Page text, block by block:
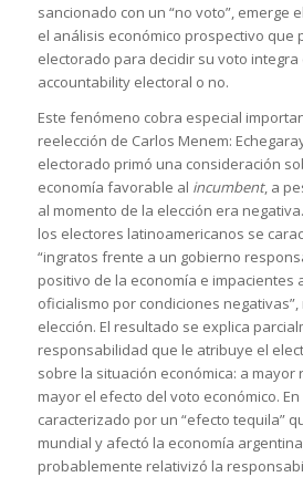
sancionado con un “no voto”, emerge
el análisis económico prospectivo que
electorado para decidir su voto
accountability electoral o no.
Este fenómeno cobra especial
reelección de Carlos Menem:
electorado primó una consideración
economía favorable al incumbent, a
al momento de la elección era
los electores latinoamericanos se
“ingratos frente a un gobierno
positivo de la economía e impacientes
oficialismo por condiciones
elección. El resultado se explica
responsabilidad que le atribuye el
sobre la situación económica: a
mayor el efecto del voto económico.
caracterizado por un “efecto tequila”
mundial y afectó la economía
probablemente relativizó la